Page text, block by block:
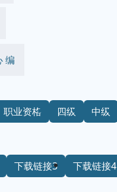
编
职业资格 四级 中级
下载链接3 下载链接4